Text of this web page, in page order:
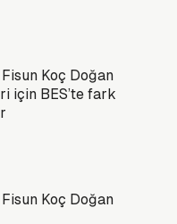
Fisun Koç Doğan
Fisun Koç Doğan